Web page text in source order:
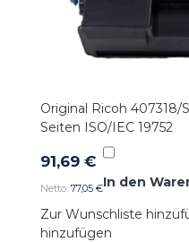
Original Ricoh 407318/
Seiten ISO/IEC 19752
91,69 €
77,05 €In den
Zur Wunschliste
hinzufügen